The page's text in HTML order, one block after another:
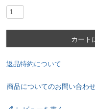
カート
返品特約について
商品についてのお問い合わ